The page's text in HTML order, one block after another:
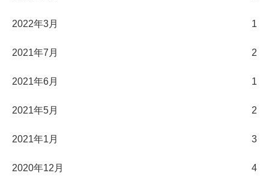
2022年3月 1
2021年7月 2
2021年6月 1
2021年5月 2
2021年1月 3
2020年12月 4